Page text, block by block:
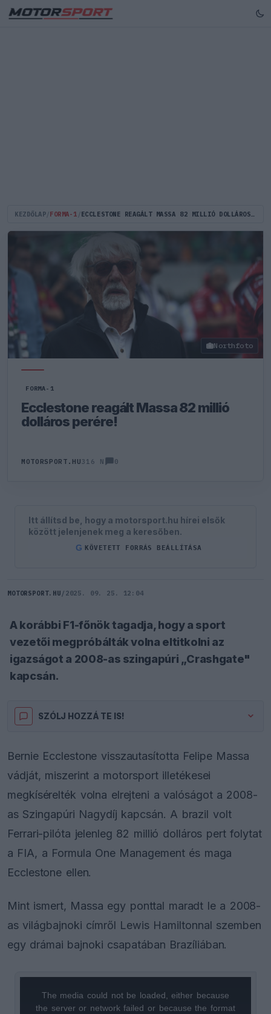
KEZDŐLAP FORMA-1 ECCLESTONE REAGÁLT MASSA 82 MILLIÓ DOLLÁROS PERÉRE!
Northfoto
FORMA-1
Ecclestone reagált Massa 82 millió
dolláros perére!
MOTORSPORT.HU316 N 0
Itt állítsd be, hogy a motorsport.hu hírei elsők
között jelenjenek meg a keresőben.
G KÖVETETT FORRÁS BEÁLLÍTÁSA
MOTORSPORT.HU / 2025. 09. 25. 12:04
A korábbi F1-főnök tagadja, hogy a sport
vezetői megpróbálták volna eltitkolni az
igazságot a 2008-as szingapúri „Crashgate"
kapcsán.
SZÓLJ HOZZÁ TE IS!
Bernie Ecclestone visszautasította Felipe Massa
vádját, miszerint a motorsport illetékesei
megkísérelték volna elrejteni a valóságot a 2008-
as Szingapúri Nagydíj kapcsán. A brazil volt
Ferrari-pilóta jelenleg 82 millió dolláros pert folytat
a FIA, a Formula One Management és maga
Ecclestone ellen.
Mint ismert, Massa egy ponttal maradt le a 2008-
as világbajnoki címről Lewis Hamiltonnal szemben
egy drámai bajnoki csapatában Brazíliában.
The media could not be loaded, either because
the server or network failed or because the format